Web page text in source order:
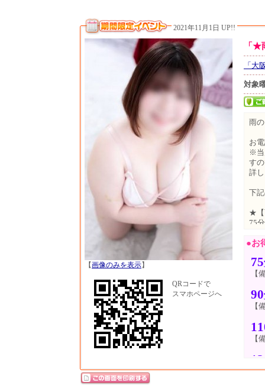
【画像のみを表示】
QRコードで
スマホページへ
「★
2021年11月1日 UP!!
「大
対象
雨
お
※当
す
詳
下
★【
75
110
●お
【
【
【
【